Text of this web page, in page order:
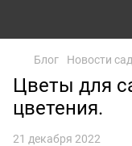
Блог Новости
Цветы для
цветения.
21 декабря 2022